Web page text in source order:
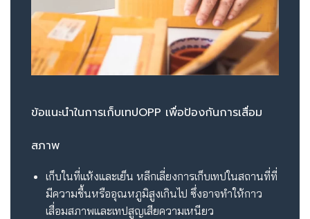
ข้อแนะนำในการเก็บเทปOPP เพื่อป้องกันการเสื่อม
สภาพ
เก็บในที่แห้งและเย็น หลีกเลี่ยงการเก็บเทปในสถานที่ที่
มีความชื้นหรืออุณหภูมิสูงเกินไป ซึ่งอาจทำให้กาว
เสื่อมสภาพและเทปสูญเสียความเหนียว